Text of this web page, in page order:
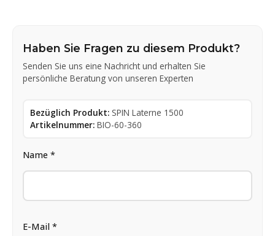
Haben Sie Fragen zu diesem Produkt?
Senden Sie uns eine Nachricht und erhalten Sie
persönliche Beratung von unseren Experten
Bezüglich Produkt: SPIN Laterne 1500
Artikelnummer: BIO-60-360
Name *
E-Mail *